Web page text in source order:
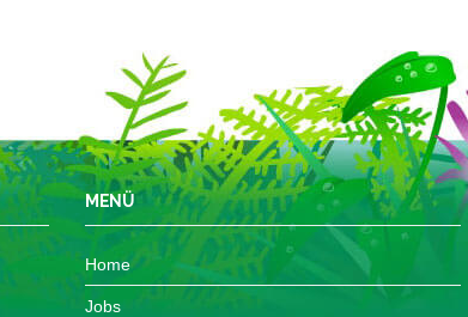
MENÜ
Home
Jobs